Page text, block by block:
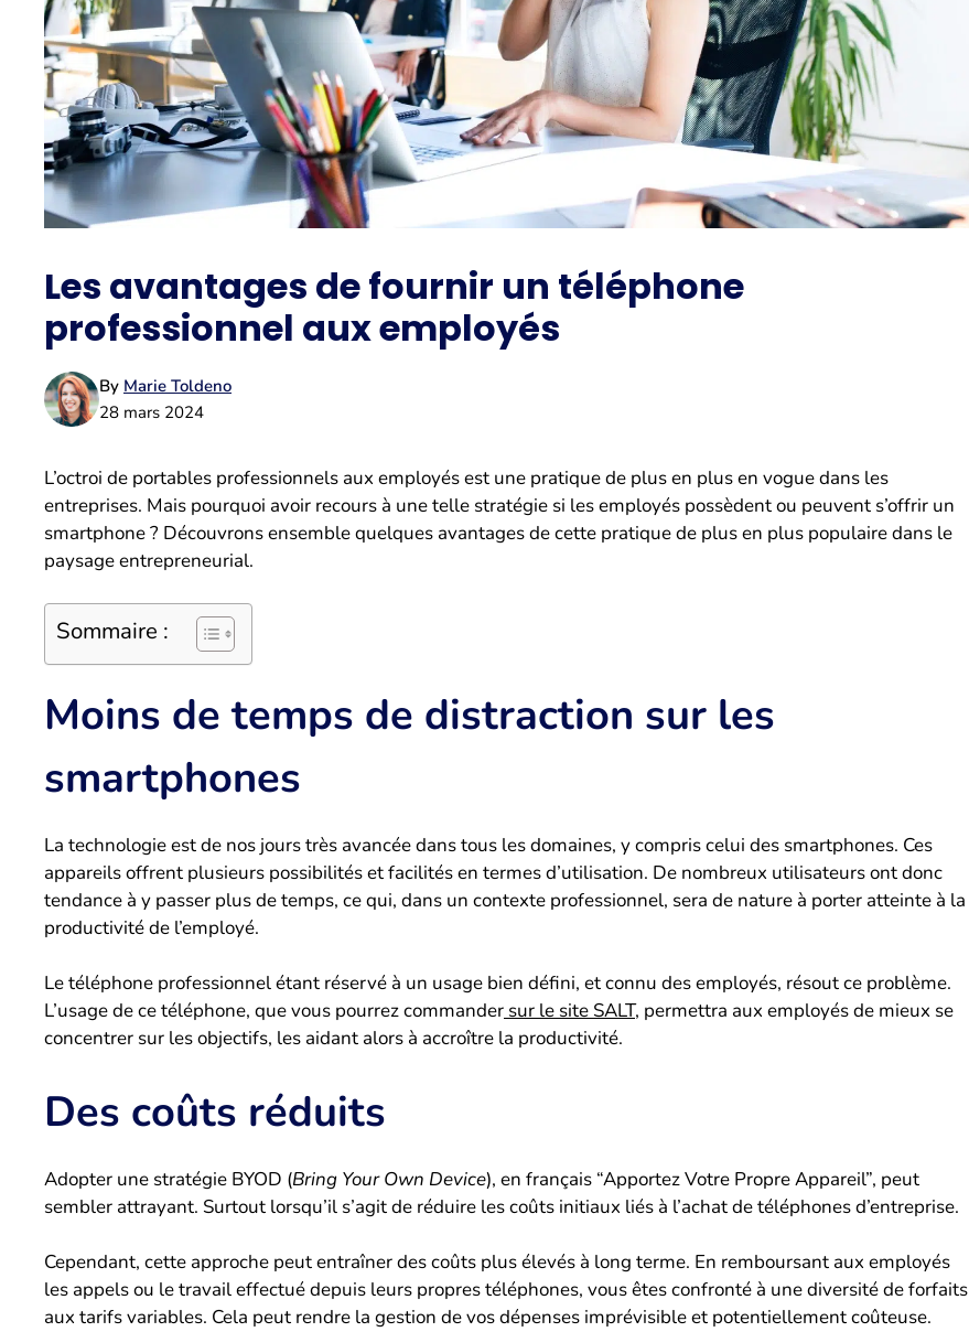
Les avantages de fournir un téléphone
professionnel aux employés
By Marie Toldeno
28 mars 2024
L’octroi de portables professionnels aux employés est une pratique de plus en plus en vogue dans les
entreprises. Mais pourquoi avoir recours à une telle stratégie si les employés possèdent ou peuvent s’offrir un
smartphone ? Découvrons ensemble quelques avantages de cette pratique de plus en plus populaire dans le
paysage entrepreneurial.
Sommaire :
Moins de temps de distraction sur les
smartphones
La technologie est de nos jours très avancée dans tous les domaines, y compris celui des smartphones. Ces
appareils offrent plusieurs possibilités et facilités en termes d’utilisation. De nombreux utilisateurs ont donc
tendance à y passer plus de temps, ce qui, dans un contexte professionnel, sera de nature à porter atteinte à la
productivité de l’employé.
Le téléphone professionnel étant réservé à un usage bien défini, et connu des employés, résout ce problème.
L’usage de ce téléphone, que vous pourrez commander sur le site SALT, permettra aux employés de mieux se
concentrer sur les objectifs, les aidant alors à accroître la productivité.
Des coûts réduits
Adopter une stratégie BYOD (Bring Your Own Device), en français “Apportez Votre Propre Appareil”, peut
sembler attrayant. Surtout lorsqu’il s’agit de réduire les coûts initiaux liés à l’achat de téléphones d’entreprise.
Cependant, cette approche peut entraîner des coûts plus élevés à long terme. En remboursant aux employés
les appels ou le travail effectué depuis leurs propres téléphones, vous êtes confronté à une diversité de forfaits
aux tarifs variables. Cela peut rendre la gestion de vos dépenses imprévisible et potentiellement coûteuse.